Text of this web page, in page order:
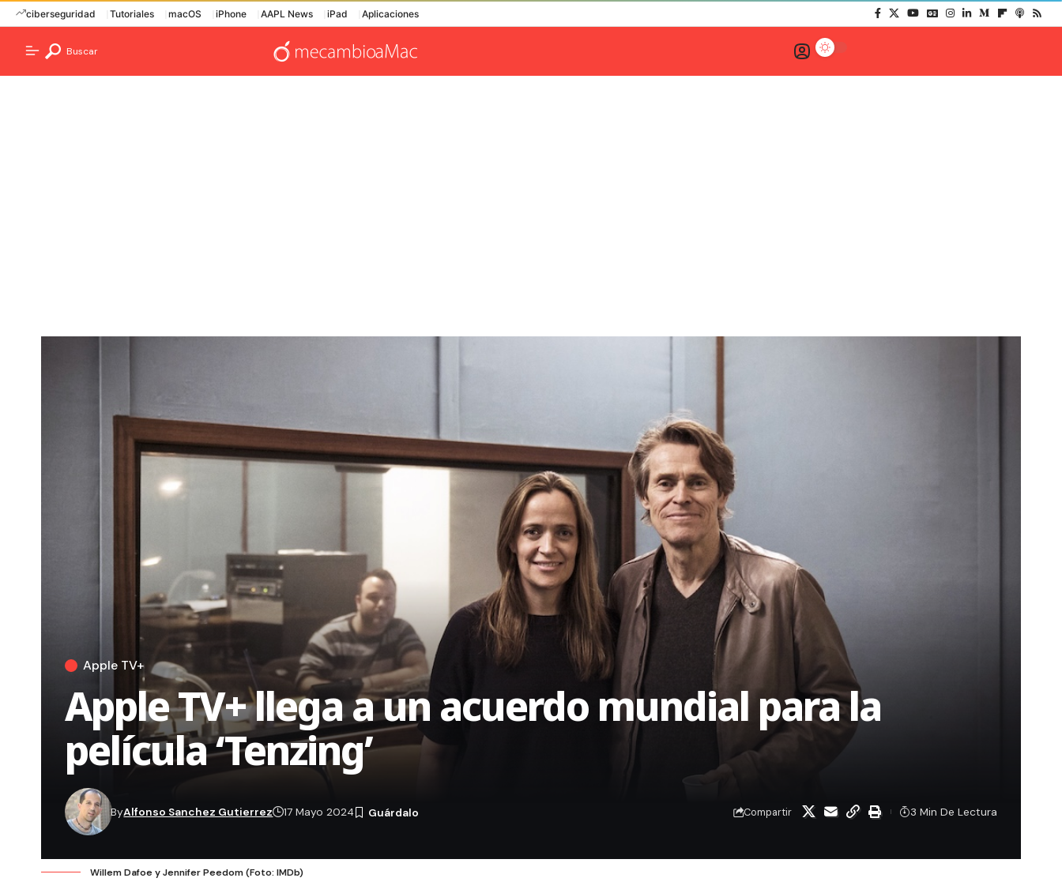
ciberseguridad Tutoriales macOS iPhone AAPL News iPad Aplicaciones
Buscar
Apple TV+
Apple TV+ llega a un acuerdo mundial para la
película ‘Tenzing’
ByAlfonso Sanchez Gutierrez 17 Mayo 2024 Compartir 3 Min De Lectura
Willem Dafoe y Jennifer Peedom (Foto: IMDb)